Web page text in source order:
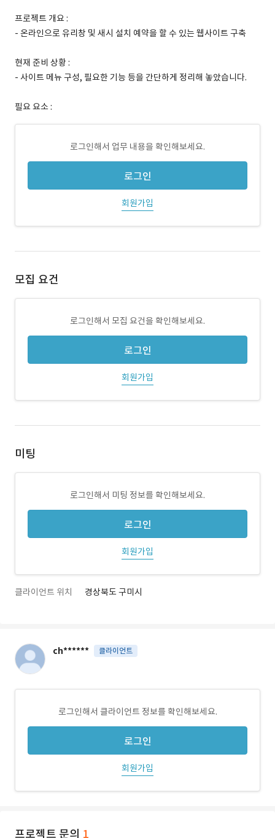
프로젝트 개요 :
- 온라인으로 유리창 및 새시 설치 예약을 할 수 있는 웹사이트 구축
현재 준비 상황 :
- 사이트 메뉴 구성, 필요한 기능 등을 간단하게 정리해 놓았습니다.
필요 요소 :
로그인해서 업무 내용을 확인해보세요.
로그인
회원가입
모집 요건
로그인해서 모집 요건을 확인해보세요.
로그인
회원가입
미팅
로그인해서 미팅 정보를 확인해보세요.
로그인
회원가입
클라이언트 위치 경상북도 구미시
ch****** 클라이언트
로그인해서 클라이언트 정보를 확인해보세요.
로그인
회원가입
프로젝트 문의 1